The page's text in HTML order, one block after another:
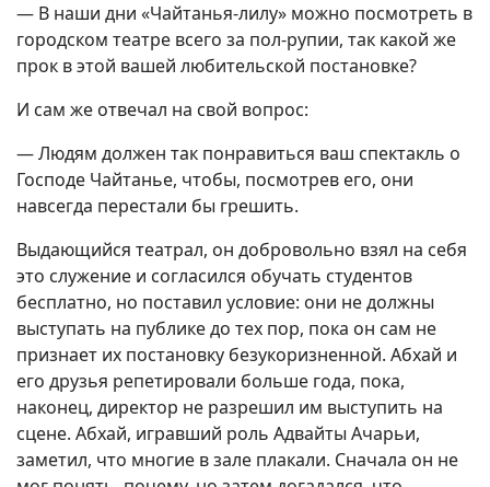
— В наши дни «Чайтанья-лилу» можно посмотреть в
городском театре всего за пол-рупии, так какой же
прок в этой вашей любительской постановке?
И сам же отвечал на свой вопрос:
— Людям должен так понравиться ваш спектакль о
Господе Чайтанье, чтобы, посмотрев его, они
навсегда перестали бы грешить.
Выдающийся театрал, он добровольно взял на себя
это служение и согласился обучать студентов
бесплатно, но поставил условие: они не должны
выступать на публике до тех пор, пока он сам не
признает их постановку безукоризненной. Абхай и
его друзья репетировали больше года, пока,
наконец, директор не разрешил им выступить на
сцене. Абхай, игравший роль Адвайты Ачарьи,
заметил, что многие в зале плакали. Сначала он не